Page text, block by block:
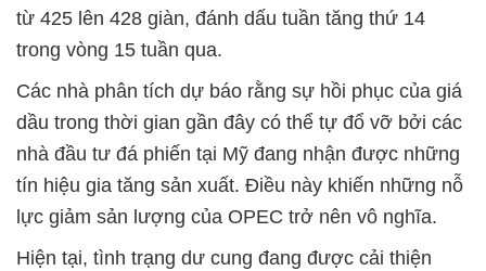
từ 425 lên 428 giàn, đánh dấu tuần tăng thứ 14
trong vòng 15 tuần qua.
Các nhà phân tích dự báo rằng sự hồi phục của giá
dầu trong thời gian gần đây có thể tự đổ vỡ bởi các
nhà đầu tư đá phiến tại Mỹ đang nhận được những
tín hiệu gia tăng sản xuất. Điều này khiến những nỗ
lực giảm sản lượng của OPEC trở nên vô nghĩa.
Hiện tại, tình trạng dư cung đang được cải thiện